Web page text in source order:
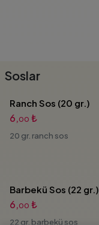
Soslar
Ranch Sos (20 gr.)
6,00 ₺
20 gr. ranch sos
Barbekü Sos (22 gr.)
6,00 ₺
22 gr. barbekü sos